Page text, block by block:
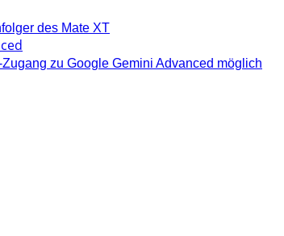
des Mate XT
zu Google Gemini Advanced möglich